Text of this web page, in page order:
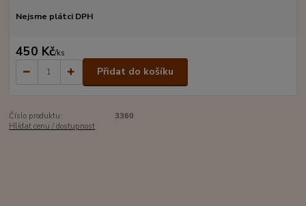
Nejsme plátci DPH
450 Kč/ks
Přidat do košíku
Číslo produktu:
3360
Hlídat cenu / dostupnost